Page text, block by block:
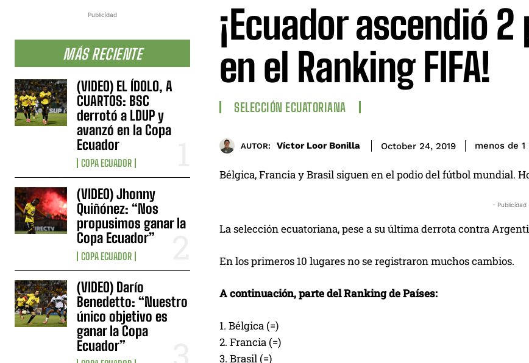
Publicidad
MÁS RECIENTE
(VIDEO) EL ÍDOLO, A
CUARTOS: BSC
derrotó a LDUP y
avanzó en la Copa
Ecuador
COPA ECUADOR
(VIDEO) Jhonny
Quiñónez: “Nos
propusimos ganar la
Copa Ecuador”
COPA ECUADOR
(VIDEO) Darío
Benedetto: “Nuestro
único objetivo es
ganar la Copa
Ecuador”
¡Ecuador ascendió
en el Ranking FIFA!
SELECCIÓN ECUATORIANA
AUTOR: Víctor Loor Bonilla October 24, 2019 menos de 1
Bélgica, Francia y Brasil siguen en el podio del fútbol mundial.
- Publicidad
La selección ecuatoriana, pese a su última derrota contra
En los primeros 10 lugares no se registraron muchos cambios.
A continuación, parte del Ranking de Países:
1. Bélgica (=)
2. Francia (=)
3. Brasil (=)